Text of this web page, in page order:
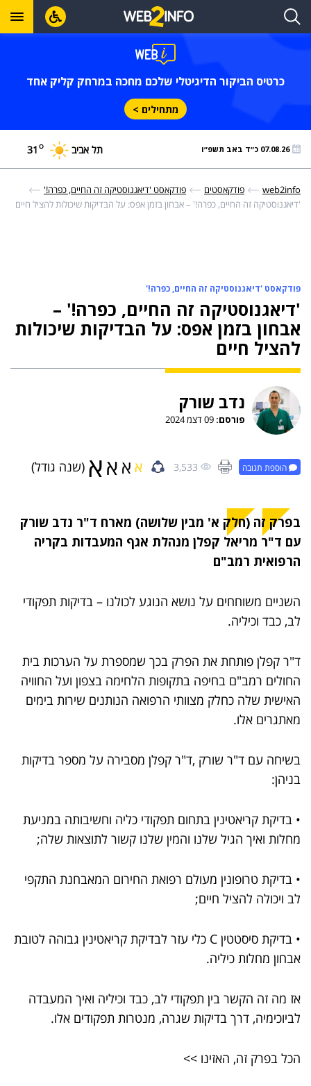
כרטיס הביקור הדיגיטלי שלכם מחכה במרחק קליק אחד
מתחילים >
07.08.26 כ״ד באב תשפ״ו תל אביב 31°
web2info פודקאסטים
פודקאסט 'דיאגנוסטיקה זה החיים, כפרה!'
'דיאגנוסטיקה זה החיים, כפרה!' – אבחון בזמן אפס: על הבדיקות שיכולות להציל חיים
פודקאסט 'דיאגנוסטיקה זה החיים, כפרה!'
'דיאגנוסטיקה זה החיים, כפרה!' –
אבחון בזמן אפס: על הבדיקות שיכולות
להציל חיים
נדב שורק
פורסם:
הוספת תגובה 3,533 א א אא (שנה גודל)
בפרק זה (חלק א' מבין שלושה) מארח ד"ר נדב שורק
עם ד"ר מריאל קפלן מנהלת אגף המעבדות בקריה
הרפואית רמב"ם
השניים משוחחים על נושא הנוגע לכולנו – בדיקות תפקודי
לב, כבד וכיליה.
ד"ר קפלן פותחת את הפרק בכך שמספרת על הערכות בית
החולים רמב"ם בחיפה בתקופות הלחימה בצפון ועל החוויה
האישית שלה כחלק מצוותי הרפואה הנותנים שירות בימים
מאתגרים אלו.
בשיחה עם ד"ר שורק ,ד"ר קפלן מסבירה על מספר בדיקות
בניהן:
• בדיקת קריאטינין בתחום תפקודי כליה וחשיבותה במניעת
מחלות ואיך הגיל שלנו והמין שלנו קשור לתוצאות שלה;
• בדיקת טרופונין מעולם רפואת החירום המאבחנת התקפי
לב ויכולה להציל חיים;
• בדיקת סיסטטין C כלי עזר לבדיקת קריאטינין גבוהה לטובת
אבחון מחלות כיליה.
אז מה זה הקשר בין תפקודי לב, כבד וכיליה ואיך המעבדה
לביוכימיה, דרך בדיקות שגרה, מנטרות תפקודים אלו.
הכל בפרק זה, האזינו >>